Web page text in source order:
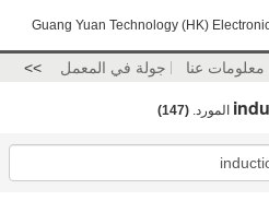
Guang Yuan Technology (HK)
معلومات عنا جولة في المعمل >>
المورد. (147)